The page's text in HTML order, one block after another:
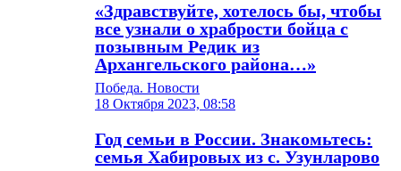
«Здравствуйте, хотелось бы, чтобы
все узнали о храбрости бойца с
позывным Редик из
Архангельского района…»
Победа. Новости
18 Октября 2023, 08:58
Год семьи в России. Знакомьтесь:
семья Хабировых из с. Узунларово